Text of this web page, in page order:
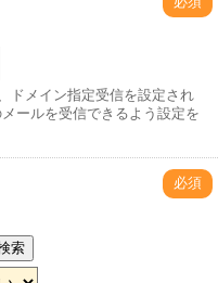
ドメイン指定受信を設定され
ールを受信できるよう設定を
必須
索